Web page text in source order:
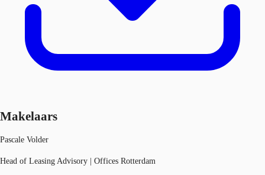
Makelaars
Pascale Volder
Head of Leasing Advisory | Offices Rotterdam